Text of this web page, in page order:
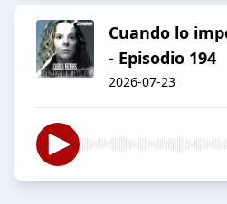
Cuando lo
- Episodio 194
2026-07-23